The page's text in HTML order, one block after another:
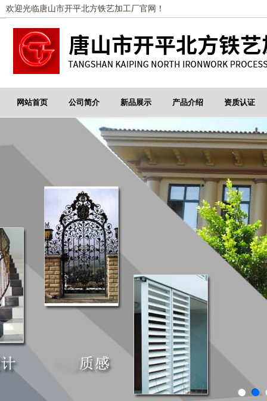
欢迎光临唐山市开平北方铁艺加工厂官网！
网站首页 公司简介 新品展示 产品介绍 资质认证